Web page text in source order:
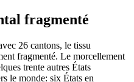
fragmenté
26 cantons, le tissu
fragmenté. Le morcellement
trente autres États
le monde: six États en